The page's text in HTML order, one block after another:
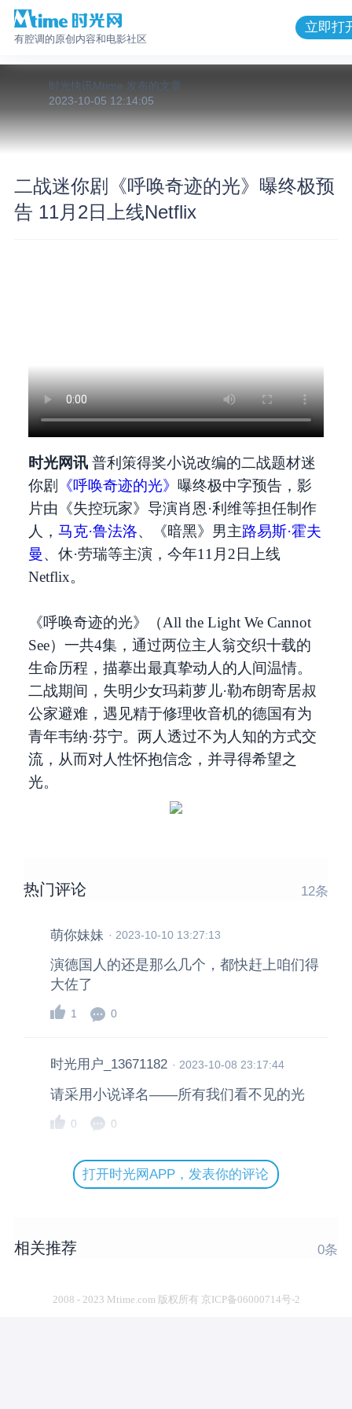
有腔调的原创内容和电影社区
立即打
时光快讯Mtime 发布的 文章
2023-10-05 12:14:05
二战迷你剧《呼唤奇迹的光》曝终极预
告 11月2日上线Netflix
时光网讯 普利策得奖小说改编的二战题材迷
你剧
《呼唤奇迹的光》 曝终极中字预告，影
片由《失控玩家》导演肖恩·利维等担任制作
人， 马克·鲁法洛、《暗黑》男主路易斯·霍夫
曼、休·劳瑞等主演，今年11月2日上线
Netflix。
《呼唤奇迹的光》（All the Light We Cannot
See）一共4集，通过两位主人翁交织十载的
生命历程，描摹出最真挚动人的人间温情。
二战期间，失明少女玛莉萝儿·勒布朗寄居叔
公家避难，遇见精于修理收音机的德国有为
青年韦纳·芬宁。两人透过不为人知的方式交
流，从而对人性怀抱信念，并寻得希望之
光。
热门评论 12条
萌你妹妹 · 2023-10-10 13:27:13
演德国人的还是那么几个，都快赶上咱们得
大佐了
1 0
时光用户_13671182 · 2023-10-08 23:17:44
请采用小说译名——所有我们看不见的光
0 0
打开时光网APP，发表你的评论
相关推荐 0条
2008 - 2023 Mtime.com 版权所有 京ICP备06000714号-2